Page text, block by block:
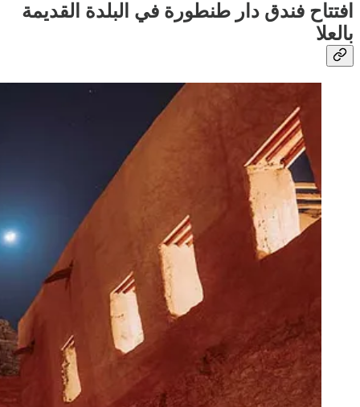
افتتاح فندق دار طنطورة في البلدة القديمة
بالعلا